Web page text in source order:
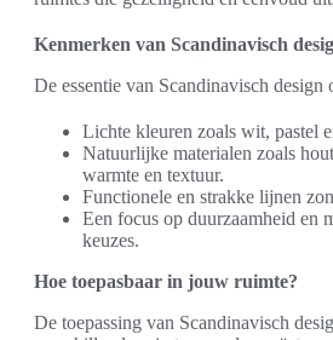
Kenmerken van Scandinavisch
De essentie van Scandinavisch design
Lichte kleuren zoals wit, pastel
Natuurlijke materialen zoals
warmte en textuur.
Functionele en strakke lijnen
Een focus op duurzaamheid en
keuzes.
Hoe toepasbaar in jouw ruimte?
De toepassing van Scandinavisch